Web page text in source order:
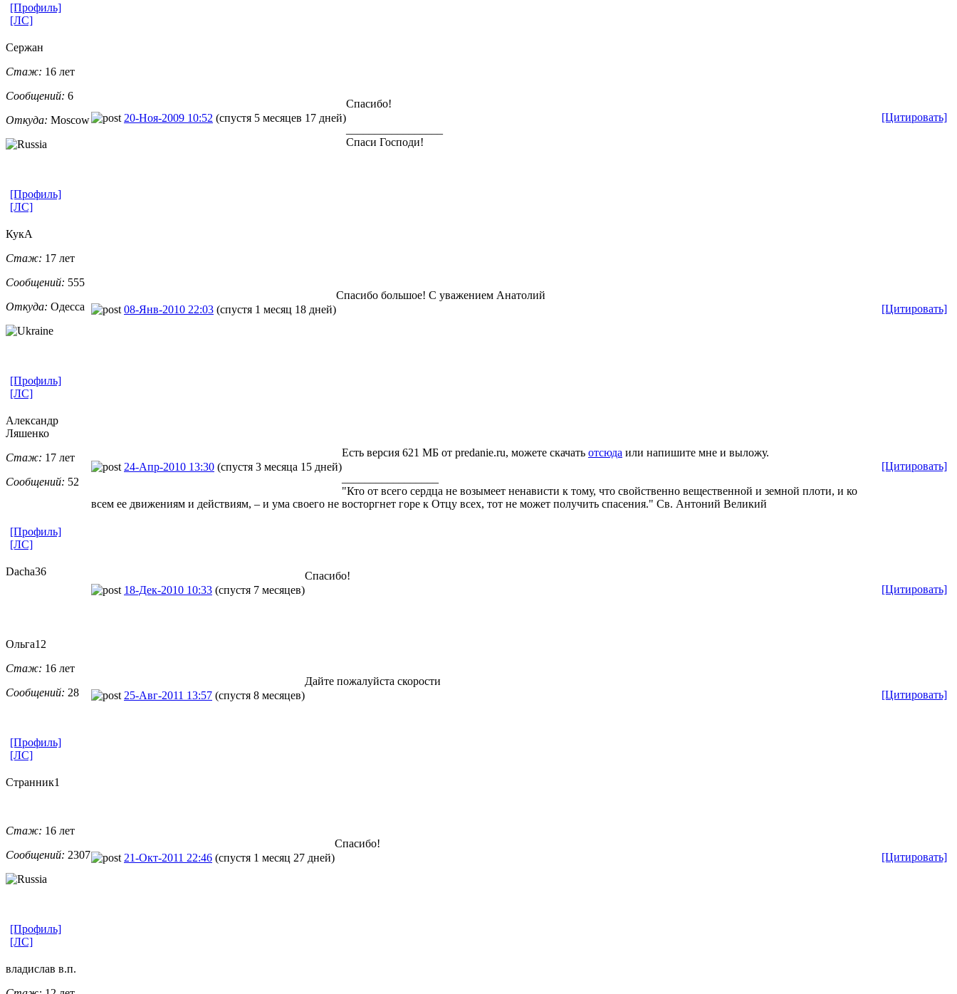
[Профиль]
[ЛС]
Сержан
Стаж: 16 лет
Сообщений: 6
Откуда: Moscow 20-Ноя-2009 10:52 (спустя 5 месяцев 17 дней) [Цитировать]
Спасибо!
Спаси Господи!
[Профиль]
[ЛС]
КукА
Стаж: 17 лет
Сообщений: 555
Откуда: Одесса 08-Янв-2010 22:03 (спустя 1 месяц 18 дней) [Цитировать]
Спасибо большое! С уважением Анатолий
[Профиль]
[ЛС]
Александр
Ляшенко
Стаж: 17 лет
Сообщений: 52
24-Апр-2010 13:30 (спустя 3 месяца 15 дней) [Цитировать]
Есть версия 621 МБ от predanie.ru, можете скачать отсюда или напишите мне и выложу.
"Кто от всего сердца не возымеет ненависти к тому, что свойственно вещественной и земной плоти, и ко
всем ее движениям и действиям, – и ума своего не восторгнет горе к Отцу всех, тот не может получить спасения." Св. Антоний Великий
[Профиль]
[ЛС]
Dacha36
18-Дек-2010 10:33 (спустя 7 месяцев) [Цитировать]
Спасибо!
Ольга12
Стаж: 16 лет
Сообщений: 28 25-Авг-2011 13:57 (спустя 8 месяцев) [Цитировать]
Дайте пожалуйста скорости
[Профиль]
[ЛС]
Странник1
Стаж: 16 лет
Сообщений: 2307 21-Окт-2011 22:46 (спустя 1 месяц 27 дней) [Цитировать]
Спасибо!
[Профиль]
[ЛС]
владислав в.п.